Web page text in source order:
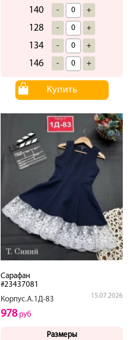
140 - +
128 - +
134 - +
146 - +
Купить
Сарафан
#23437081
Корпус.А.1Д-83
15.07.2026
978руб
Размеры